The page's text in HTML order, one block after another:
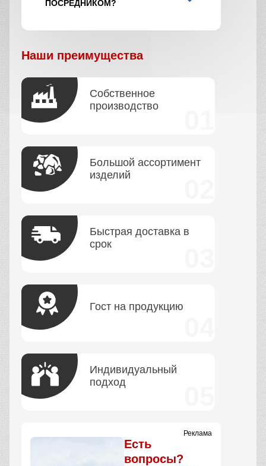
ПОСРЕДНИКОМ?
Наши преимущества
Собственное
производство
Большой ассортимент
изделий
Быстрая доставка в
срок
Гост на продукцию
Индивидуальный
подход
Реклама
Есть
вопросы?